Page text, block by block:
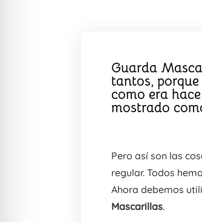
Guarda
tantos,
como era
mostrado
Pero así son las
regular. Todos
Ahora debemos
Mascarillas.